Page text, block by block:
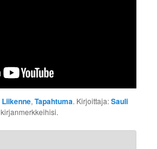
Liikenne,Tapahtuma. Kirjoittaja:Sauli
kirjanmerkkeihisi.